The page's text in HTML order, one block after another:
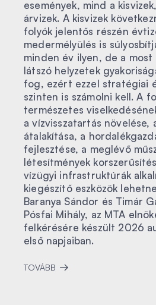
események, mind a
árvizek. A kisvizek
folyók jelentős részén
medermélyülés is
minden év ilyen, de a
látszó helyzetek
fog, ezért ezzel stratégiai
szinten is számolni kell. A
természetes
a vízvisszatartás növelése,
átalakítása, a
fejlesztése, a meglévő
létesítmények
vízügyi infrastruktúrák
kiegészítő eszközök
Baranya Sándor és Timár
Pósfai Mihály, az MTA
felkérésére készült 2026
első napjaiban.
TOVÁBB